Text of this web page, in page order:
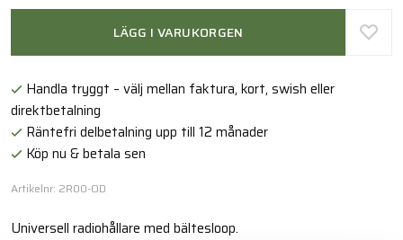
LÄGG I VARUKORGEN
Handla tryggt – välj mellan faktura, kort, swish eller
direktbetalning
Räntefri delbetalning upp till 12 månader
Köp nu & betala sen
Artikelnr: 2R00-OD
Universell radiohållare med bältesloop.